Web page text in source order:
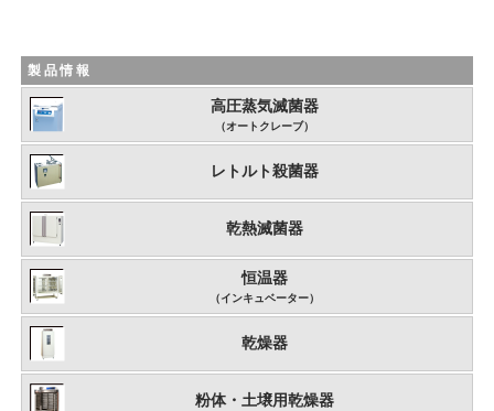
製品情報
高圧蒸気滅菌器
（オートクレーブ）
レトルト殺菌器
乾熱滅菌器
恒温器
（インキュベーター）
乾燥器
粉体・土壌用乾燥器